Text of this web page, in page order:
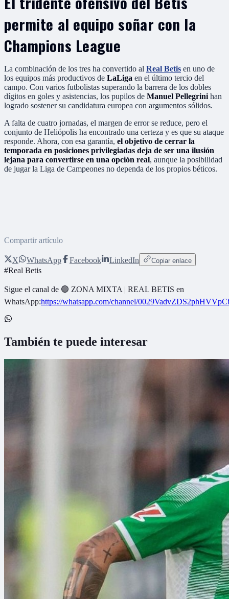
permite al equipo soñar con la
Champions League
La combinación de los tres ha convertido al Real Betis en uno de
los equipos más productivos de LaLiga en el último tercio del
campo. Con varios futbolistas superando la barrera de los dobles
dígitos en goles y asistencias, los pupilos de Manuel Pellegrini han
logrado sostener su candidatura europea con argumentos sólidos.
A falta de cuatro jornadas, el margen de error se reduce, pero el
conjunto de Heliópolis ha encontrado una certeza y es que su ataque
responde. Ahora, con esa garantía, el objetivo de cerrar la
temporada en posiciones privilegiadas deja de ser una ilusión
lejana para convertirse en una opción real, aunque la posibilidad
de jugar la Liga de Campeones no dependa de los propios béticos.
Compartir artículo
X WhatsApp Facebook LinkedIn Copiar enlace
#Real Betis
Sigue el canal de 🟢 ZONA MIXTA | REAL BETIS en
WhatsApp:https://whatsapp.com/channel/
También te puede interesar